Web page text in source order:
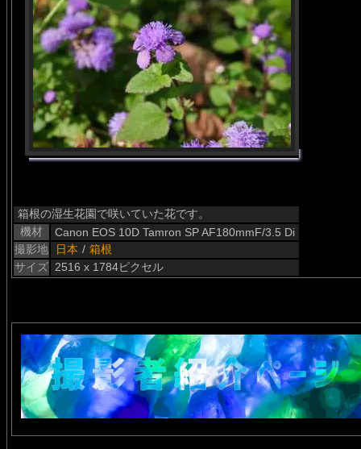
箱根の湿生花園で咲いていた花です。
機材
Canon EOS 10D Tamron SP AF180mmF/3.5 Di
撮影地
日本 / 箱根
サイズ 2516 x 1784ピクセル